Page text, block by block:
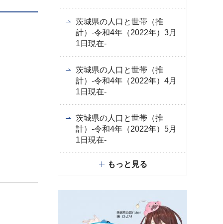
茨城県の人口と世帯（推
計）-令和4年（2022年）3月
1日現在-
茨城県の人口と世帯（推
計）-令和4年（2022年）4月
1日現在-
茨城県の人口と世帯（推
計）-令和4年（2022年）5月
1日現在-
もっと見る